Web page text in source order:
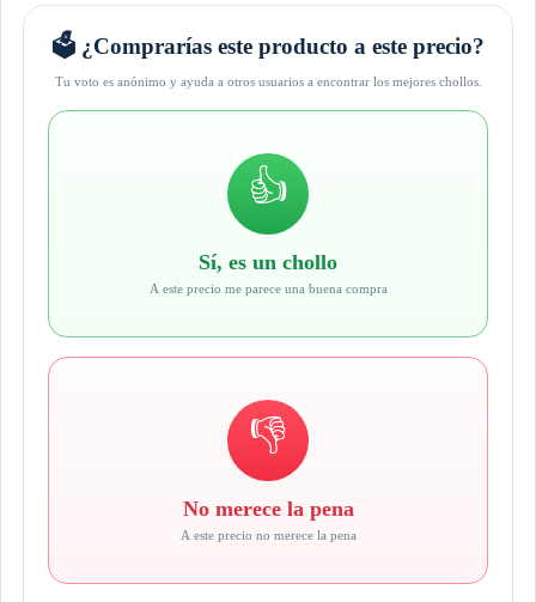
🗳️ ¿Comprarías este producto a este precio?
Tu voto es anónimo y ayuda a otros usuarios a encontrar los mejores chollos.
👍
Sí, es un chollo
A este precio me parece una buena compra
👎
No merece la pena
A este precio no merece la pena